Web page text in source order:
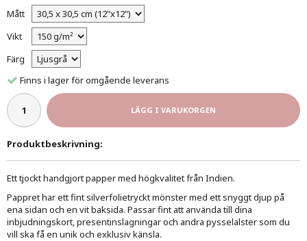
Mått
Vikt
Färg
Finns i lager för omgående leverans
LÄGG I VARUKORGEN
Produktbeskrivning:
Ett tjockt handgjort papper med högkvalitet från Indien.
Pappret har ett fint silverfolietryckt mönster med ett snyggt djup på
ena sidan och en vit baksida. Passar fint att använda till dina
inbjudningskort, presentinslagningar och andra pysselalster som du
vill ska få en unik och exklusiv känsla.